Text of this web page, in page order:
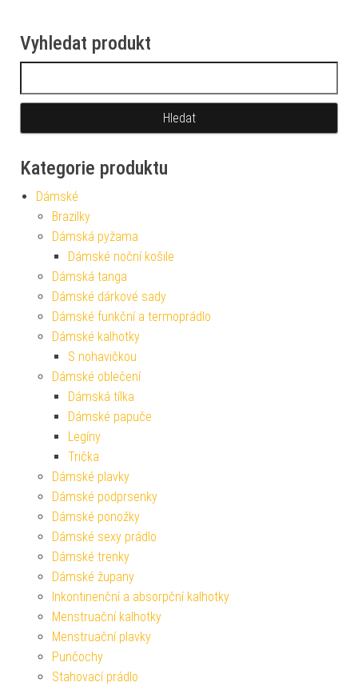
Vyhledat produkt
Kategorie produktu
Dámské
Brazilky
Dámská pyžama
Dámské noční košile
Dámská tanga
Dámské dárkové sady
Dámské funkční a termoprádlo
Dámské kalhotky
S nohavičkou
Dámské oblečení
Dámská tílka
Dámské papuče
Legíny
Trička
Dámské plavky
Dámské podprsenky
Dámské ponožky
Dámské sexy prádlo
Dámské trenky
Dámské župany
Inkontinenční a absorpční kalhotky
Menstruační kalhotky
Menstruační plavky
Punčochy
Stahovací prádlo